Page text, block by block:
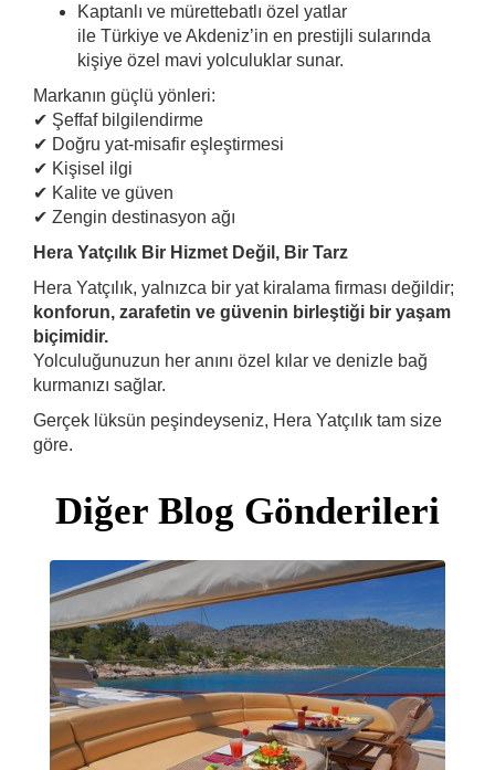
Kaptanlı ve mürettebatlı özel yatlar
ile Türkiye ve Akdeniz’in en prestijli sularında
kişiye özel mavi yolculuklar sunar.
Markanın güçlü yönleri:
✔ Şeffaf bilgilendirme
✔ Doğru yat-misafir eşleştirmesi
✔ Kişisel ilgi
✔ Kalite ve güven
✔ Zengin destinasyon ağı
Hera Yatçılık Bir Hizmet Değil, Bir Tarz
Hera Yatçılık, yalnızca bir yat kiralama firması değildir;
konforun, zarafetin ve güvenin birleştiği bir yaşam
biçimidir.
Yolculuğunuzun her anını özel kılar ve denizle bağ
kurmanızı sağlar.
Gerçek lüksün peşindeyseniz, Hera Yatçılık tam size
göre.
Diğer Blog Gönderileri